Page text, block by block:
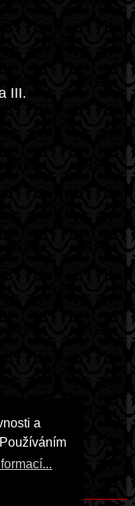
a
III.